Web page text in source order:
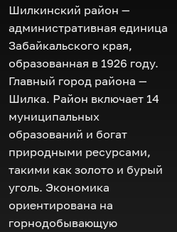
Шилкинский район —
административная единица
Забайкальского края,
образованная в 1926 году.
Главный город района —
Шилка. Район включает 14
муниципальных
образований и богат
природными ресурсами,
такими как золото и бурый
уголь. Экономика
ориентирована на
горнодобывающую